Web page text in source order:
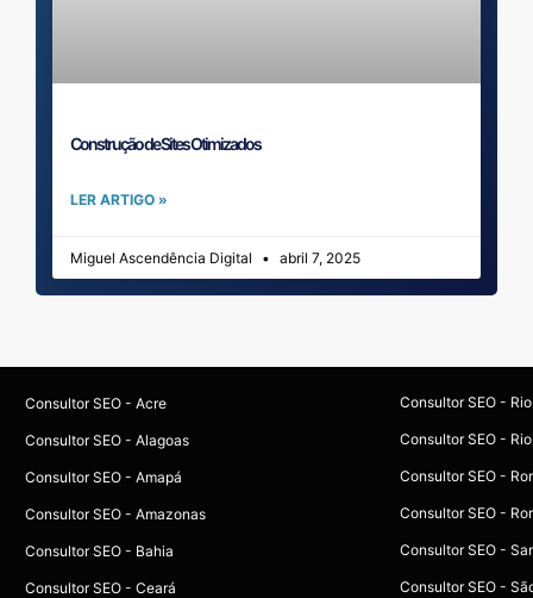
Construção de Sites Otimizados
LER ARTIGO »
Miguel Ascendência Digital abril 7, 2025
Consultor SEO - Acre
Consultor SEO - Alagoas
Consultor SEO - Amapá
Consultor SEO - Amazonas
Consultor SEO - Bahia
Consultor SEO - Ceará
Consultor SEO -
Consultor SEO -
Consultor SEO -
Consultor SEO -
Consultor SEO -
Consultor SEO -